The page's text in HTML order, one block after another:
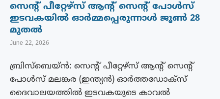
സെൻ്റ് പീറ്റേഴ്‌സ് ആൻ്റ് സെൻ്റ് പോൾസ്
ഇടവകയിൽ ഓർമ്മപ്പെരുന്നാൾ ജൂൺ 28
മുതൽ
June 22, 2026
ബ്രിസ്ബെയ്ൻ: സെൻ്റ് പീറ്റേഴ്‌സ് ആൻ്റ് സെൻ്റ്
പോൾസ് മലങ്കര (ഇന്ത്യൻ) ഓർത്തഡോക്‌സ്
ദൈവാലയത്തിൽ ഇടവകയുടെ കാവൽ